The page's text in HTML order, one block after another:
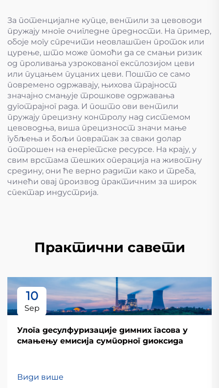
За потенцијалне купце, вентили за цевоводи
пружају многе очигледне предности. На пример,
обоје могу спречити неовлаштен проток или
цурење, што може помоћи да се смањи ризик
од проливања узрокованог експлозијом цеви
или пуцањем пуцаних цеви. Пошто се само
повремено одржавају, њихова трајност
значајно смањује трошкове одржавања
дуготрајног рада. И пошто ови вентили
пружају прецизну контролу над системом
цевоводња, виша прецизност значи мање
губљења и бољи повратак за сваки долар
потрошен на енергетске ресурсе. На крају, у
свим врстама тешких операција на животну
средину, они ће верно радити како и треба,
чинећи овај производ практичним за широк
спектар индустрија.
Практични савети
10
Sep
Улога десулфуризације димних гасова у
смањењу емисија сумпорног диоксида
Види више